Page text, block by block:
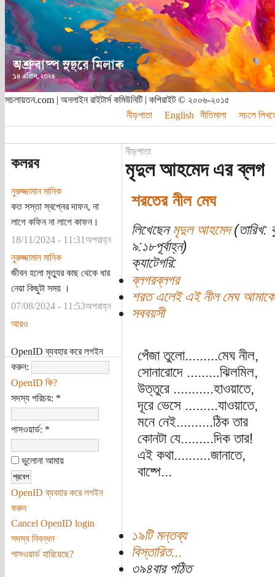
সচলায়তন.com | অনলাইন রাইটার্স কমিউনিটি | কপিরাইট © ২০০৬-২০১৫
নীড়পাতা
English নীতিমালা সচলে
কলরব
নুরুজ্জামান মানিক
কত সস্তা স্বপ্নের দাফন, না
লাগে কফিন না লাগে কাফন।
18/11/2024 - 11:31অপরাহ্ন
নুরুজ্জামান মানিক
জীবন হলো মৃত্যুর কাছ থেকে ধার
নেয়া কিছুটা সময় ।
07/08/2024 - 11:53অপরাহ্ন
আরও
OpenID ব্যবহার করে লগইন
করুন:
OpenID কি?
সদস্য পরিচয়: *
পাসওয়ার্ড: *
ভুলোনা আমায়
OpenID ব্যবহার করে লগইন
করুন
Cancel OpenID login
সদস্য নিবন্ধন
পাসওয়ার্ড হারিয়েছে?
নীড়পাতা
মৃদুল আহমেদ এর ব্লগ
শরতের নীল মেঘ
লিখেছেন মৃদুল আহমেদ(তারিখ:
৯:১৮পূর্বাহ্ন)
ক্যাটেগরি:
ব্লগরব্লগর
শরত এলেই এই নীল মেঘ আমাকে
সববয়সী
পেঁজা তুলো.........মেঘ নীল,
সোনারোদে .........ঝিলমিল,
উত্তুরে ...........হাওয়াতে,
দূরে ভেসে .........যাওয়াতে,
মনে নেই..........ঠিক তার
কোনটা যে.........দিক তার!
এই কথা..........জানাতে,
বাষ্পে...
১৯টি মন্তব্য
বিস্তারিত...
৩৯৪বার পঠিত